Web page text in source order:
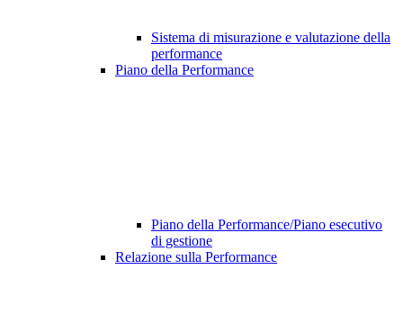
Sistema di misurazione e valutazione della
performance
Piano della Performance
Piano della Performance/Piano esecutivo
di gestione
Relazione sulla Performance